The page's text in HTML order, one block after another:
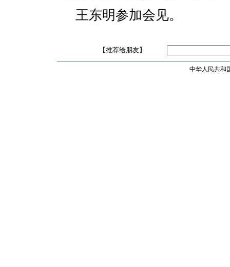
王东明参加会见。
【推荐给朋友】
中华人民共和